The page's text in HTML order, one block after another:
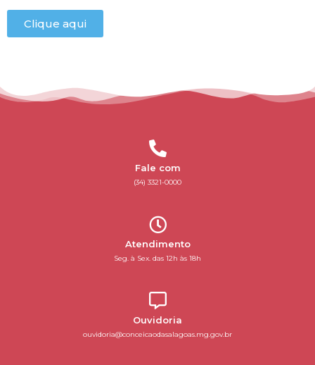
Clique aqui
Fale com
(34) 3321-0000
Atendimento
Seg. à Sex. das 12h às 18h
Ouvidoria
ouvidoria@conceicaodasalagoas.mg.gov.br